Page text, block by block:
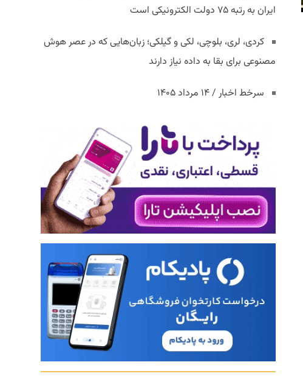
ایران به رتبه ۷۵ دولت الکترونیکی است
کردی، لری، بلوچی، لکی و گیلکی؛ زبان‌هایی که در عصر هوش
مصنوعی برای بقا به داده نیاز دارند
سرخط اخبار / ۱۴ مرداد ۱۴۰۵